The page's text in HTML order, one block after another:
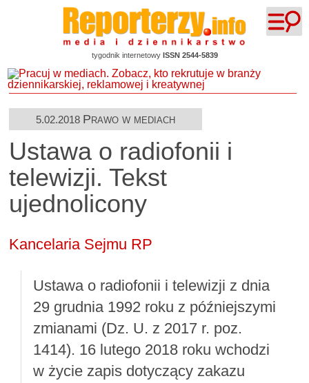
tygodnik internetowy ISSN 2544-5839
5.02.2018 Prawo w mediach
Ustawa o radiofonii i
telewizji. Tekst
ujednolicony
Kancelaria Sejmu RP
Ustawa o radiofonii i telewizji z dnia
29 grudnia 1992 roku z późniejszymi
zmianami (Dz. U. z 2017 r. poz.
1414). 16 lutego 2018 roku wchodzi
w życie zapis dotyczący zakazu